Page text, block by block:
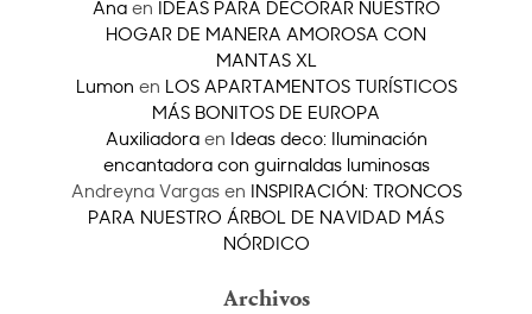
Anaen IDEAS PARA DECORAR NUESTRO
HOGAR DE MANERA AMOROSA CON
MANTAS XL
Lumon en LOS APARTAMENTOS TURÍSTICOS
MÁS BONITOS DE EUROPA
Auxiliadoraen Ideas deco: Iluminación
encantadora con guirnaldas luminosas
Andreyna Vargasen INSPIRACIÓN: TRONCOS
PARA NUESTRO ÁRBOL DE NAVIDAD MÁS
NÓRDICO
Archivos